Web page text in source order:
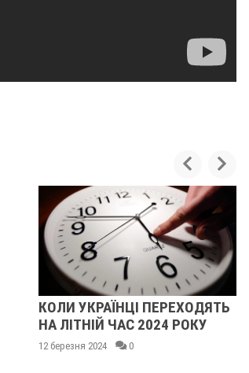
КОЛИ УКРАЇНЦІ ПЕРЕХОДЯТЬ
НА ЛІТНІЙ ЧАС 2024 РОКУ
12 березня 2024 0